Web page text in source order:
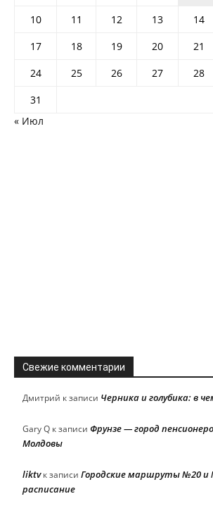
10 11 12 13 14
17
18 19 20 21
24
25 26 27 28
31
« Июл
Свежие комментарии
Дмитрий к записи Черника и голубика: в
Gary Q к записи Фрунзе — город
Молдовы
liktvк записи Городские маршруты №20 и
расписание